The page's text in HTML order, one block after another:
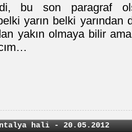
bu son paragraf
yarın belki yarından
yakın olmaya bilir
hali - 20.05.2012